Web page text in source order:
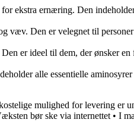
ekstra ernæring. Den
væv. Den er velegnet til
er ideel til dem, der ønsker
alle essentielle
mulighed for levering er
bør ske via internettet • I